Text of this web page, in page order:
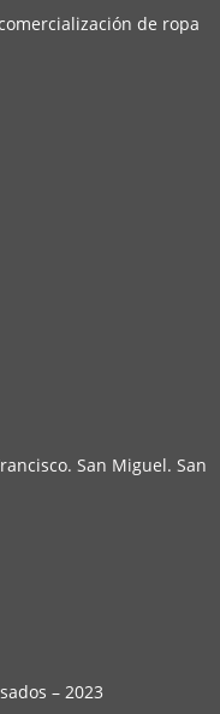
de ropa
San Miguel. San
– 2023